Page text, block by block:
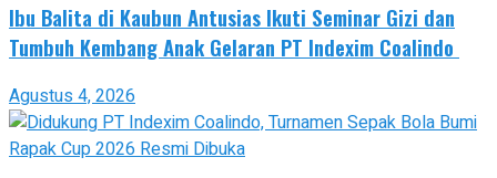
Ibu Balita di Kaubun Antusias Ikuti Seminar Gizi dan
Tumbuh Kembang Anak Gelaran PT Indexim Coalindo
Agustus 4, 2026